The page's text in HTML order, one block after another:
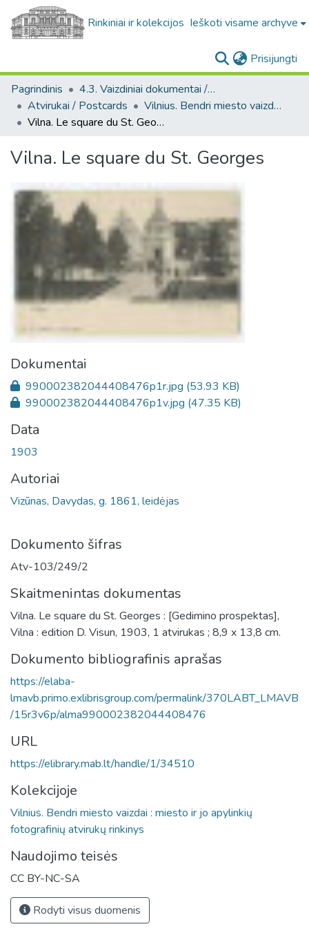
Rinkiniai ir kolekcijos Ieškoti visame archyve
Prisijungti
Pagrindinis
4.3. Vaizdiniai dokumentai / Visual documents
Atvirukai / Postcards
Vilnius. Bendri miesto vaizdai : miesto ir jo apylinkių fotografinių atvirukų rinkinys
Vilna. Le square du St. Georges
Vilna. Le square du St. Georges
Dokumentai
990002382044408476p1r.jpg (53.93 KB)
990002382044408476p1v.jpg (47.35 KB)
Data
1903
Autoriai
Vizūnas, Davydas, g. 1861, leidėjas
Dokumento šifras
Atv-103/249/2
Skaitmenintas dokumentas
Vilna. Le square du St. Georges : [Gedimino prospektas],
Vilna : edition D. Visun, 1903, 1 atvirukas ; 8,9 x 13,8 cm.
Dokumento bibliografinis aprašas
https://elaba-
lmavb.primo.exlibrisgroup.com/permalink/370LABT_LMAVB
/15r3v6p/alma990002382044408476
URL
https://elibrary.mab.lt/handle/1/34510
Kolekcijoje
Vilnius. Bendri miesto vaizdai : miesto ir jo apylinkių
fotografinių atvirukų rinkinys
Naudojimo teisės
CC BY-NC-SA
Rodyti visus duomenis